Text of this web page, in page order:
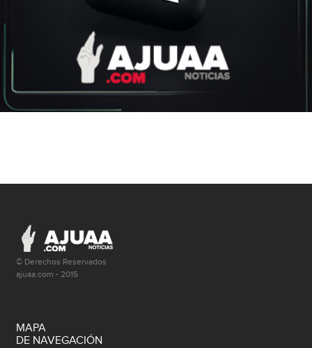
© Derechos Reservados
ajuaa.com - 2015
MAPA
DE NAVEGACIÓN